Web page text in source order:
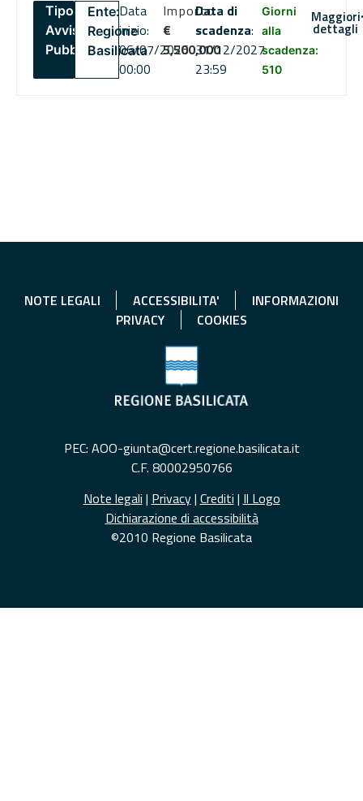
Tipo:
Avviso
Pubblico
Ente:
Regione
Basilicata
Data
inizio:
06/07/2026
00:00
Importo
€
5,500,000
Data di
scadenza:
31/12/2027
23:59
Giorni
alla
scadenza:
510
Maggiori
dettagli
NOTE LEGALI ACCESSIBILITA'
INFORMAZIONI
PRIVACY
COOKIES
PEC: AOO-giunta@cert.regione.basilicata.it
C.F. 80002950766
Note legali | Privacy| Crediti | Il Logo
Dichiarazione di accessibilità
©2010 Regione Basilicata